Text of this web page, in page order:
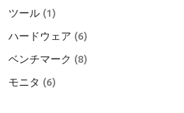
ツール (1)
ハードウェア (6)
ベンチマーク (8)
モニタ (6)